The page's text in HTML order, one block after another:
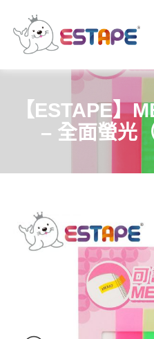
王
帶・
膠
【ESTAPE】
– 全面螢光